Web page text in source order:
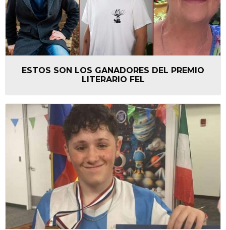
ESTOS SON LOS GANADORES DEL PREMIO
LITERARIO FEL